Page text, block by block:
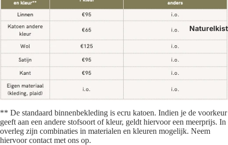
** De standaard binnenbekleding is ecru katoen. Indien je de voorkeur
geeft aan een andere stofsoort of kleur, geldt hiervoor een meerprijs. In
overleg zijn combinaties in materialen en kleuren mogelijk. Neem
hiervoor contact met ons op.